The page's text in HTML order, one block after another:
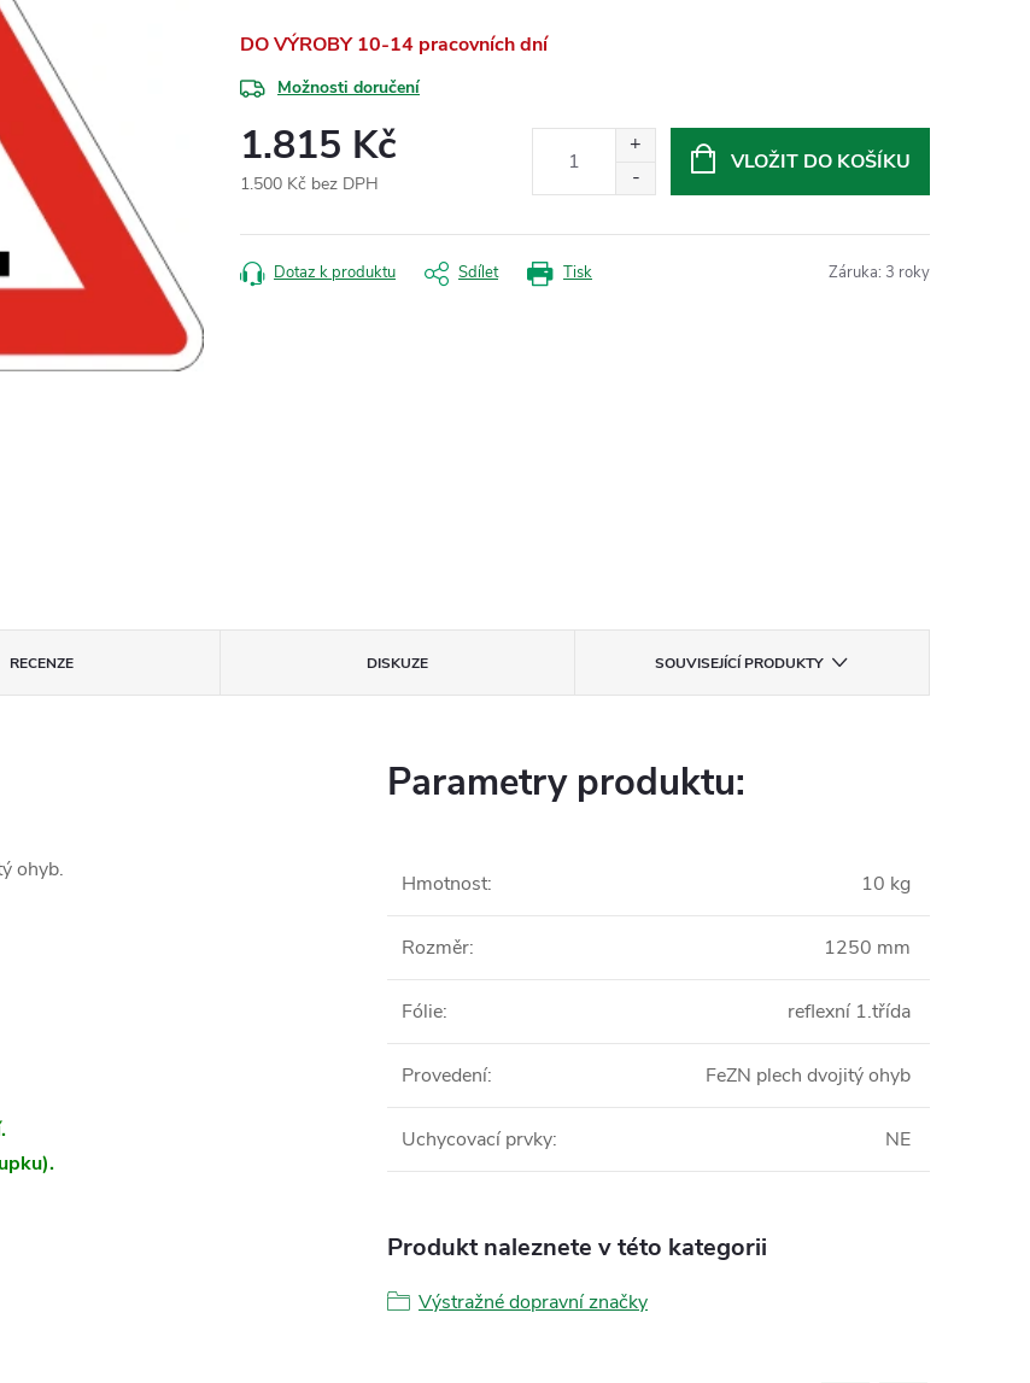
DO VÝROBY 10-14 pracovních dní
Možnosti doručení
1.815 Kč
1.500 Kč bez DPH
cena:
VLOŽIT DO KOŠÍKU
Tisk
Dotaz k produktu Sdílet Záruka: 3 roky
RECENZE DISKUZE SOUVISEJÍCÍ PRODUKTY
ohyb.
Parametry produktu:
Hmotnost: 10 kg
Rozměr: 1250 mm
Fólie: reflexní 1.třída
Provedení: FeZN plech dvojitý ohyb
Uchycovací prvky: NE
Produkt naleznete v této kategorii
Výstražné dopravní značky